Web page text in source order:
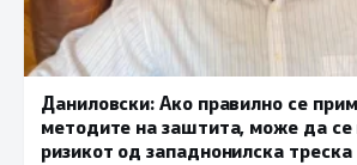
Даниловски: Ако правилно се
методите на заштита, може да се
ризикот од западнонилска треска